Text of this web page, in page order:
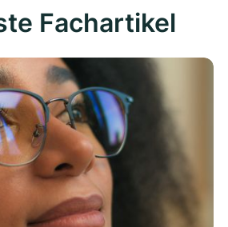
Fachartikel